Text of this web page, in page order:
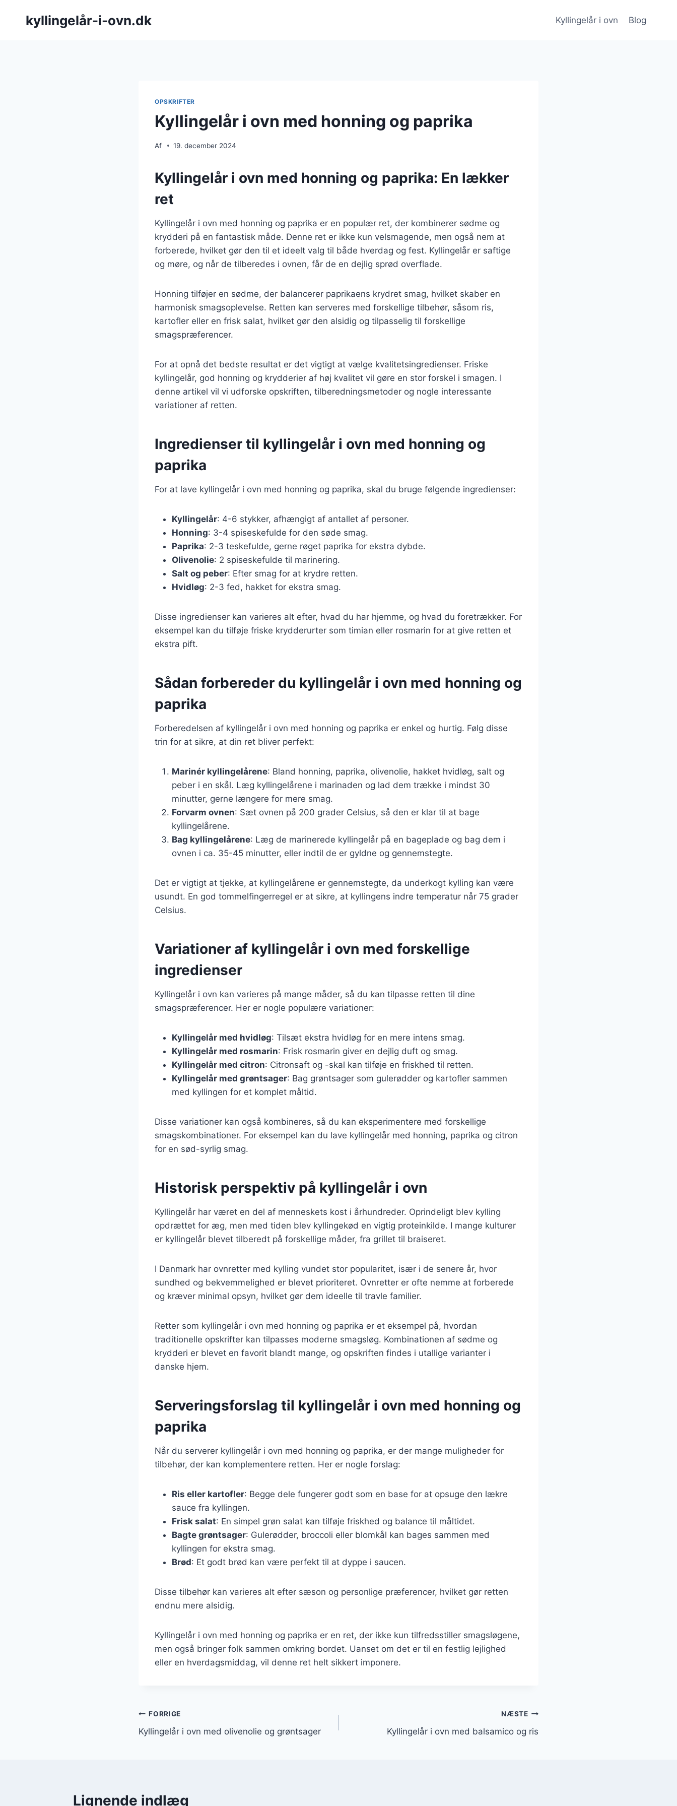
kyllingelår-i-ovn.dk Kyllingelår i ovn Blog
OPSKRIFTER
Kyllingelår i ovn med honning og paprika
Af 19. december 2024
Kyllingelår i ovn med honning og paprika: En lækker
ret
Kyllingelår i ovn med honning og paprika er en populær ret, der kombinerer sødme og
krydderi på en fantastisk måde. Denne ret er ikke kun velsmagende, men også nem at
forberede, hvilket gør den til et ideelt valg til både hverdag og fest. Kyllingelår er saftige
og møre, og når de tilberedes i ovnen, får de en dejlig sprød overflade.
Honning tilføjer en sødme, der balancerer paprikaens krydret smag, hvilket skaber en
harmonisk smagsoplevelse. Retten kan serveres med forskellige tilbehør, såsom ris,
kartofler eller en frisk salat, hvilket gør den alsidig og tilpasselig til forskellige
smagspræferencer.
For at opnå det bedste resultat er det vigtigt at vælge kvalitetsingredienser. Friske
kyllingelår, god honning og krydderier af høj kvalitet vil gøre en stor forskel i smagen. I
denne artikel vil vi udforske opskriften, tilberedningsmetoder og nogle interessante
variationer af retten.
Ingredienser til kyllingelår i ovn med honning og
paprika
For at lave kyllingelår i ovn med honning og paprika, skal du bruge følgende ingredienser:
Kyllingelår: 4-6 stykker, afhængigt af antallet af personer.
Honning: 3-4 spiseskefulde for den søde smag.
Paprika: 2-3 teskefulde, gerne røget paprika for ekstra dybde.
Olivenolie: 2 spiseskefulde til marinering.
Salt og peber: Efter smag for at krydre retten.
Hvidløg: 2-3 fed, hakket for ekstra smag.
Disse ingredienser kan varieres alt efter, hvad du har hjemme, og hvad du foretrækker. For
eksempel kan du tilføje friske krydderurter som timian eller rosmarin for at give retten et
ekstra pift.
Sådan forbereder du kyllingelår i ovn med honning og
paprika
Forberedelsen af kyllingelår i ovn med honning og paprika er enkel og hurtig. Følg disse
trin for at sikre, at din ret bliver perfekt:
Marinér kyllingelårene: Bland honning, paprika, olivenolie, hakket hvidløg, salt og
peber i en skål. Læg kyllingelårene i marinaden og lad dem trække i mindst 30
minutter, gerne længere for mere smag.
Forvarm ovnen: Sæt ovnen på 200 grader Celsius, så den er klar til at bage
kyllingelårene.
Bag kyllingelårene: Læg de marinerede kyllingelår på en bageplade og bag dem i
ovnen i ca. 35-45 minutter, eller indtil de er gyldne og gennemstegte.
Det er vigtigt at tjekke, at kyllingelårene er gennemstegte, da underkogt kylling kan være
usundt. En god tommelfingerregel er at sikre, at kyllingens indre temperatur når 75 grader
Celsius.
Variationer af kyllingelår i ovn med forskellige
ingredienser
Kyllingelår i ovn kan varieres på mange måder, så du kan tilpasse retten til dine
smagspræferencer. Her er nogle populære variationer:
Kyllingelår med hvidløg: Tilsæt ekstra hvidløg for en mere intens smag.
Kyllingelår med rosmarin: Frisk rosmarin giver en dejlig duft og smag.
Kyllingelår med citron: Citronsaft og -skal kan tilføje en friskhed til retten.
Kyllingelår med grøntsager: Bag grøntsager som gulerødder og kartofler sammen
med kyllingen for et komplet måltid.
Disse variationer kan også kombineres, så du kan eksperimentere med forskellige
smagskombinationer. For eksempel kan du lave kyllingelår med honning, paprika og citron
for en sød-syrlig smag.
Historisk perspektiv på kyllingelår i ovn
Kyllingelår har været en del af menneskets kost i århundreder. Oprindeligt blev kylling
opdrættet for æg, men med tiden blev kyllingekød en vigtig proteinkilde. I mange kulturer
er kyllingelår blevet tilberedt på forskellige måder, fra grillet til braiseret.
I Danmark har ovnretter med kylling vundet stor popularitet, især i de senere år, hvor
sundhed og bekvemmelighed er blevet prioriteret. Ovnretter er ofte nemme at forberede
og kræver minimal opsyn, hvilket gør dem ideelle til travle familier.
Retter som kyllingelår i ovn med honning og paprika er et eksempel på, hvordan
traditionelle opskrifter kan tilpasses moderne smagsløg. Kombinationen af sødme og
krydderi er blevet en favorit blandt mange, og opskriften findes i utallige varianter i
danske hjem.
Serveringsforslag til kyllingelår i ovn med honning og
paprika
Når du serverer kyllingelår i ovn med honning og paprika, er der mange muligheder for
tilbehør, der kan komplementere retten. Her er nogle forslag:
Ris eller kartofler: Begge dele fungerer godt som en base for at opsuge den lækre
sauce fra kyllingen.
Frisk salat: En simpel grøn salat kan tilføje friskhed og balance til måltidet.
Bagte grøntsager: Gulerødder, broccoli eller blomkål kan bages sammen med
kyllingen for ekstra smag.
Brød: Et godt brød kan være perfekt til at dyppe i saucen.
Disse tilbehør kan varieres alt efter sæson og personlige præferencer, hvilket gør retten
endnu mere alsidig.
Kyllingelår i ovn med honning og paprika er en ret, der ikke kun tilfredsstiller smagsløgene,
men også bringer folk sammen omkring bordet. Uanset om det er til en festlig lejlighed
eller en hverdagsmiddag, vil denne ret helt sikkert imponere.
Indlægsnavigation
FORRIGE
Kyllingelår i ovn med olivenolie og grøntsager
NÆSTE
Kyllingelår i ovn med balsamico og ris
Lignende indlæg